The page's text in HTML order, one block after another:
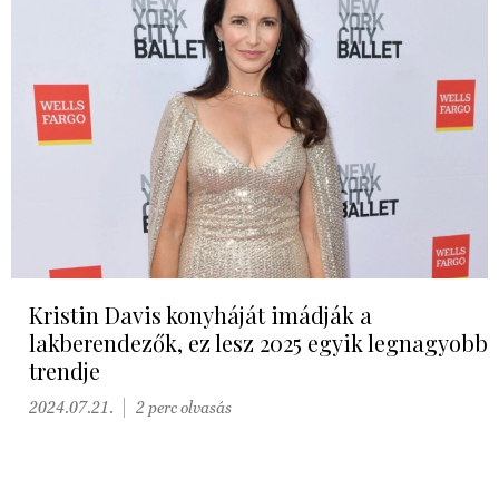
Kristin Davis konyháját imádják a
lakberendezők, ez lesz 2025 egyik legnagyobb
trendje
2024.07.21. 2 perc olvasás